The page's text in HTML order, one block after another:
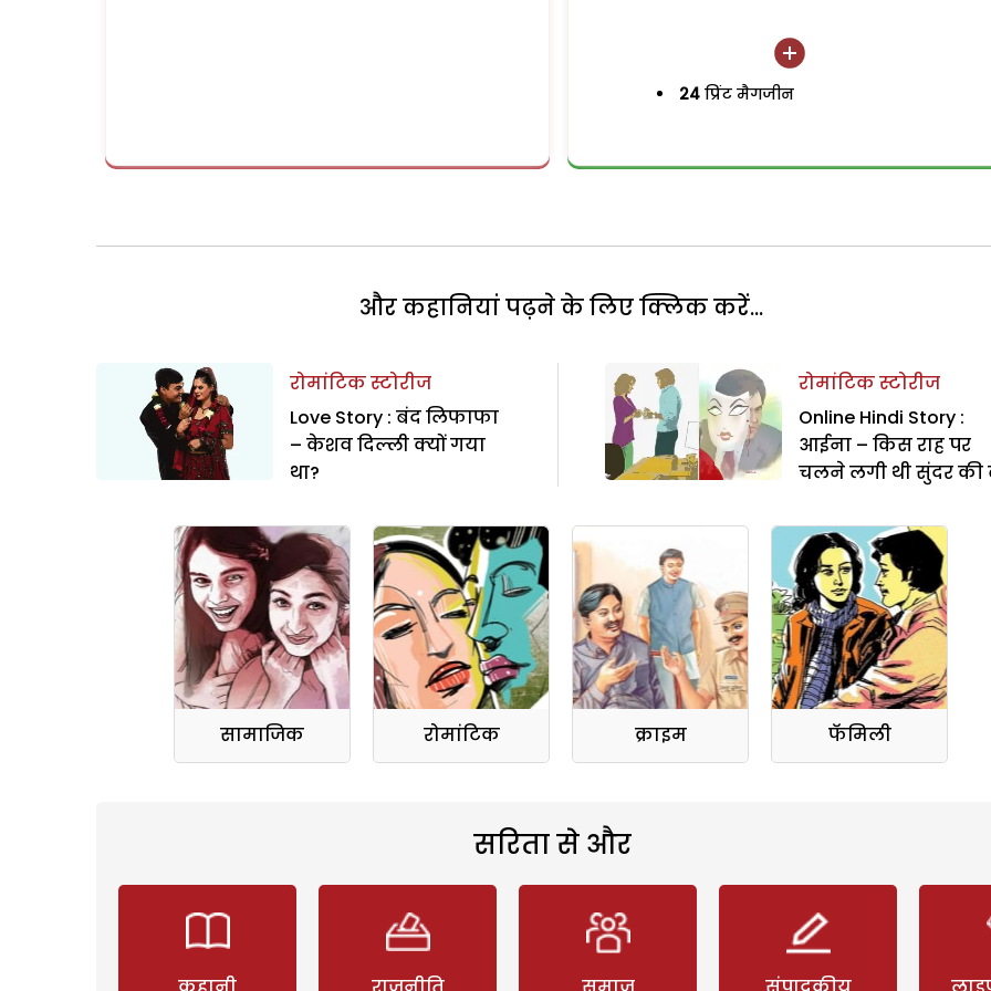
24 प्रिंट मैगजीन
और कहानियां पढ़ने के लिए क्लिक करें...
रोमांटिक स्टोरीज
Love Story : बंद लिफाफा
– केशव दिल्ली क्यों गया
था?
रोमांटिक स्टोरीज
Online Hindi Story :
आईना – किस राह पर
चलने लगी थी सुंदर की
सामाजिक रोमांटिक क्राइम फॅमिली
सरिता से और